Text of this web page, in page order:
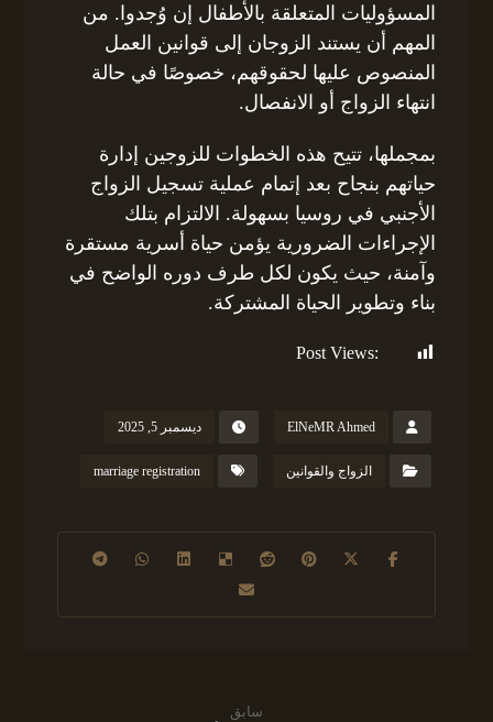
المسؤوليات المتعلقة بالأطفال إن وُجدوا. من
المهم أن يستند الزوجان إلى قوانين العمل
المنصوص عليها لحقوقهم، خصوصًا في حالة
انتهاء الزواج أو الانفصال.
بمجملها، تتيح هذه الخطوات للزوجين إدارة
حياتهم بنجاح بعد إتمام عملية تسجيل الزواج
الأجنبي في روسيا بسهولة. الالتزام بتلك
الإجراءات الضرورية يؤمن حياة أسرية مستقرة
وآمنة، حيث يكون لكل طرف دوره الواضح في
بناء وتطوير الحياة المشتركة.
Post Views:
ElNeMR Ahmed ديسمبر 5, 2025
الزواج والقوانين marriage registration
سابق